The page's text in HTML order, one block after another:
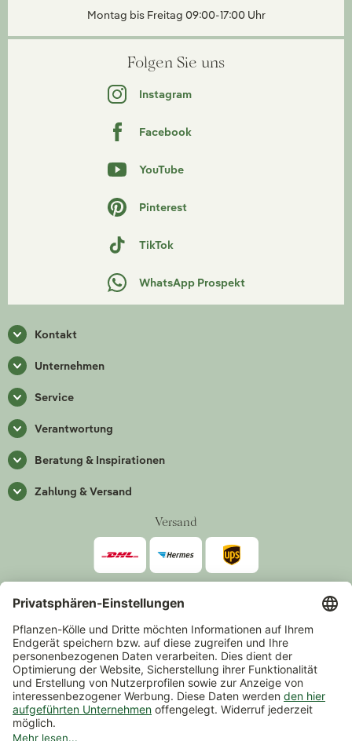
Montag bis Freitag 09:00-17:00 Uhr
Folgen Sie uns
Instagram
Facebook
YouTube
Pinterest
TikTok
WhatsApp Prospekt
Kontakt
Unternehmen
Service
Verantwortung
Beratung & Inspirationen
Zahlung & Versand
Versand
Zahlarten
*Alle Preise inkl. gesetzlicher Mehrwertsteuer zzgl.Versand
Mindestbestellwert 14,90 €, ausgenommen sind Gutscheine und
Events.